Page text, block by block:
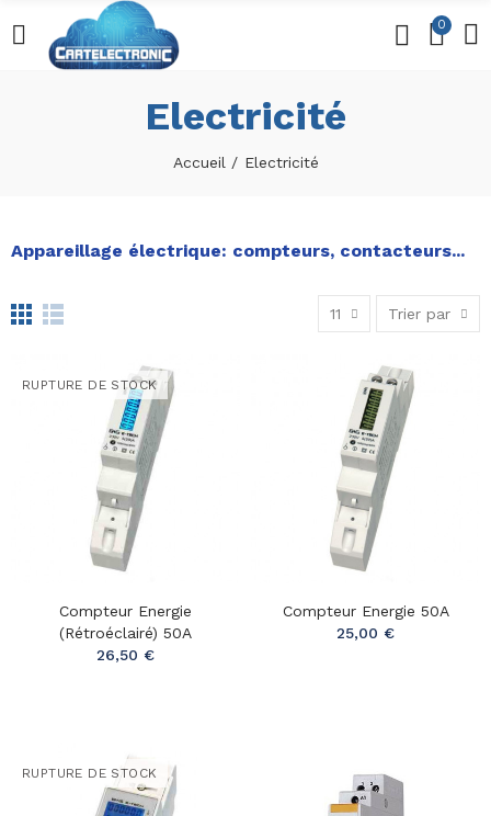
0
Electricité
Accueil Electricité
Appareillage électrique: compteurs, contacteurs...
11 Trier par
RUPTURE DE STOCK
Compteur Energie
(rétroéclairé) 50A
26,50 €
Compteur Energie 50A
25,00 €
RUPTURE DE STOCK